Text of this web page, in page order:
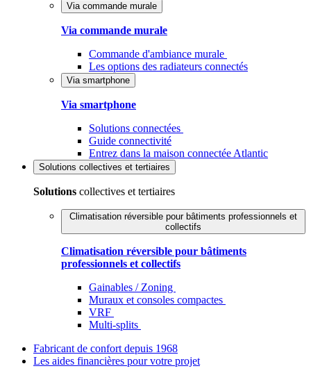
Via commande murale
Via commande murale
Commande d'ambiance murale
Les options des radiateurs connectés
Via smartphone
Via smartphone
Solutions connectées
Guide connectivité
Entrez dans la maison connectée Atlantic
Solutions collectives et tertiaires
Solutions collectives et tertiaires
Climatisation réversible pour bâtiments professionnels et
collectifs
Climatisation réversible pour bâtiments
professionnels et collectifs
Gainables / Zoning
Muraux et consoles compactes
VRF
Multi-splits
Fabricant de confort depuis 1968
Les aides financières pour votre projet